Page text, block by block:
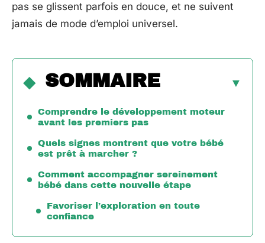
pas se glissent parfois en douce, et ne suivent
jamais de mode d’emploi universel.
SOMMAIRE
Comprendre le développement moteur
avant les premiers pas
Quels signes montrent que votre bébé
est prêt à marcher ?
Comment accompagner sereinement
bébé dans cette nouvelle étape
Favoriser l’exploration en toute
confiance